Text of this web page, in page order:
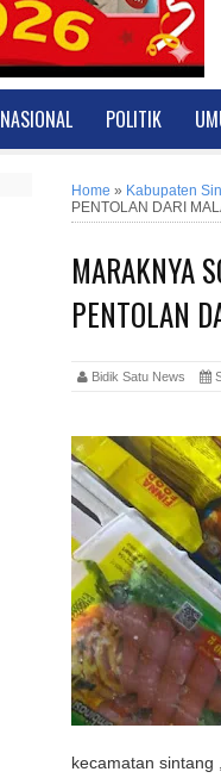
NASIONAL POLITIK
Home » Kabupaten
PENTOLAN DARI
MARAKNYA
PENTOLAN
Bidik Satu News
kecamatan